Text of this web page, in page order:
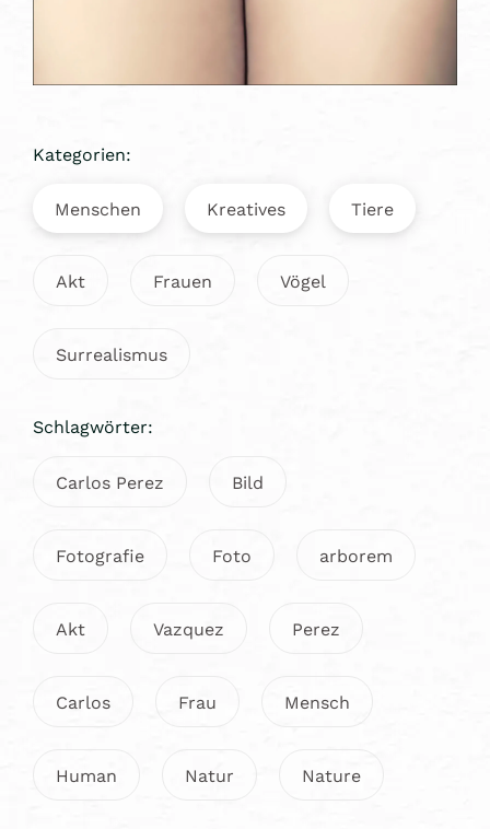
Kategorien:
Menschen Kreatives Tiere
Akt Frauen Vögel
Surrealismus
Schlagwörter:
Carlos Perez Bild
Fotografie Foto arborem
Akt Vazquez Perez
Carlos Frau Mensch
Human Natur Nature